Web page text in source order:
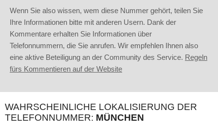
Wenn Sie also wissen, wem diese Nummer gehört, teilen Sie
Ihre Informationen bitte mit anderen Usern. Dank der
Kommentare erhalten Sie Informationen über
Telefonnummern, die Sie anrufen. Wir empfehlen Ihnen also
eine aktive Beteiligung an der Community des Service. Regeln
fürs Kommentieren auf der Website
WAHRSCHEINLICHE LOKALISIERUNG DER
TELEFONNUMMER: MÜNCHEN